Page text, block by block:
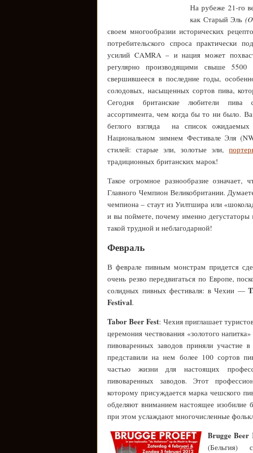
На рубеже 21-го
как Старый Эль
своем многообразии исторических
потребительского спроса практически
усилий CAMRA – и нация может
регулярно производящими свыше 5500
свершившееся в последние годы,
солодовых, насыщенных сортов пива,
Сегодня британские любители пива
ассортимента, чем когда бы то ни было.
беглого взгляда на список
Национальном зимнем Фестивале Эля
стилей: старые эли, золотые эли,
традиционных британских марок!
Такое огромное разнообразие означает,
Главного Чемпион Великобритании.
чемпиона – стаут из Уилтшира или
и вы поймете, почему именно дегустаторы
такой трудной и неблагодарной!
Февраль
В феврале пивным монстрам придется
очень резво передвигаться по Европе,
солидных пивных фестиваля: в Чехии —
Festival.
Tabor Beer Fest: Чехия приглашает
церемония чествования «золотого
пивоваренных заводов приняли участие
представили на нем более 100 сортов
частью жизни для настоящих
пивоваренных заводов. Этот
которому присуждается марка чешского
обделяют вниманием настоящее
при этом услаждают многочисленные
Brugge Beer
(Бельгия)